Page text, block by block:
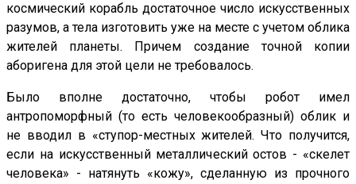
космический корабль достаточное число искусственных
разумов, а тела изготовить уже на месте с учетом облика
жителей планеты. Причем создание точной копии
аборигена для этой цели не требовалось.
Было вполне достаточно, чтобы робот имел
антропоморфный (то есть человекообразный) облик и
не вводил в «ступор-местных жителей. Что получится,
если на искусственный металлический остов - «скелет
человека» - натянуть «кожу», сделанную из прочного